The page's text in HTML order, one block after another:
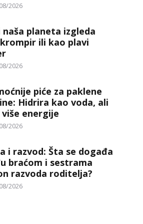
2026
naša planeta izgleda
ili kao plavi
2026
piće za paklene
Hidrira kao voda, ali
više energije
2026
i razvod: Šta se događa
braćom i sestrama
razvoda roditelja?
2026